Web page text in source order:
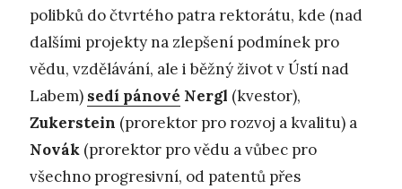
polibků do čtvrtého patra rektorátu, kde (nad
dalšími projekty na zlepšení podmínek pro
vědu, vzdělávání, ale i běžný život v Ústí nad
Labem) sedí pánové Nergl (kvestor),
Zukerstein (prorektor pro rozvoj a kvalitu) a
Novák (prorektor pro vědu a vůbec pro
všechno progresivní, od patentů přes